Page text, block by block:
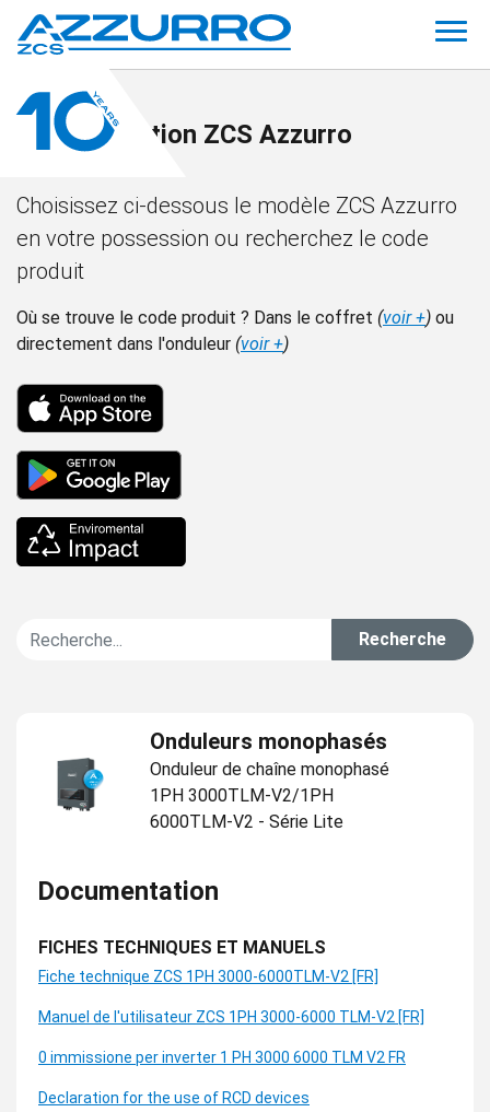
Documentation ZCS Azzurro
Choisissez ci-dessous le modèle ZCS Azzurro
en votre possession ou recherchez le code
produit
Où se trouve le code produit ? Dans le coffret (voir +) ou
directement dans l'onduleur (voir +)
Recherche
Onduleurs monophasés
Onduleur de chaîne monophasé
1PH 3000TLM-V2/1PH
6000TLM-V2 - Série Lite
Documentation
FICHES TECHNIQUES ET MANUELS
Fiche technique ZCS 1PH 3000-6000TLM-V2 [FR]
Manuel de l'utilisateur ZCS 1PH 3000-6000 TLM-V2 [FR]
0 immissione per inverter 1 PH 3000 6000 TLM V2 FR
Declaration for the use of RCD devices